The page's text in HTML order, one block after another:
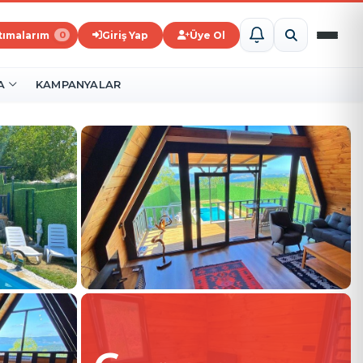
0 Giriş Yap Üye Ol
KAMPANYALAR